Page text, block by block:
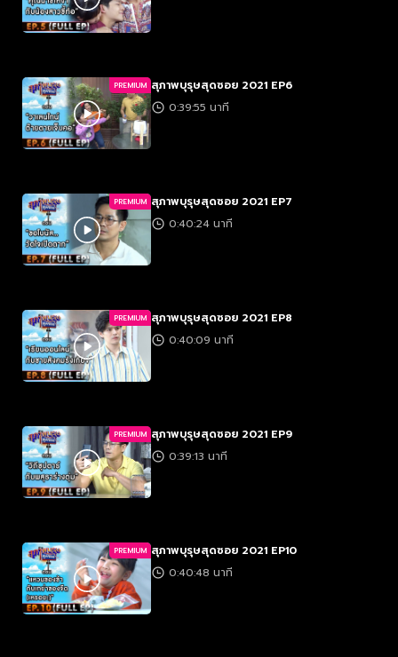
PREMIUM สุภาพบุรุษสุดซอย 2021 EP6
0:39:55 นาที
PREMIUM สุภาพบุรุษสุดซอย 2021 EP7
0:40:24 นาที
PREMIUM สุภาพบุรุษสุดซอย 2021 EP8
0:40:09 นาที
PREMIUM สุภาพบุรุษสุดซอย 2021 EP9
0:39:13 นาที
PREMIUM สุภาพบุรุษสุดซอย 2021 EP10
0:40:48 นาที